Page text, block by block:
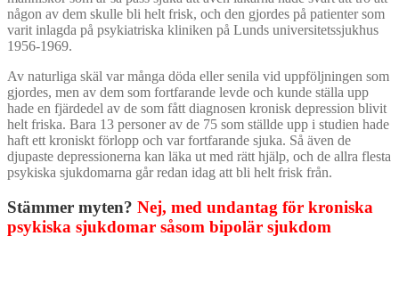
någon av dem skulle bli helt frisk, och den gjordes på patienter som
varit inlagda på psykiatriska kliniken på Lunds universitetssjukhus
1956-1969.
Av naturliga skäl var många döda eller senila vid uppföljningen som
gjordes, men av dem som fortfarande levde och kunde ställa upp
hade en fjärdedel av de som fått diagnosen kronisk depression blivit
helt friska. Bara 13 personer av de 75 som ställde upp i studien hade
haft ett kroniskt förlopp och var fortfarande sjuka. Så även de
djupaste depressionerna kan läka ut med rätt hjälp, och de allra flesta
psykiska sjukdomarna går redan idag att bli helt frisk från.
Stämmer myten? Nej, med undantag för kroniska
psykiska sjukdomar såsom bipolär sjukdom